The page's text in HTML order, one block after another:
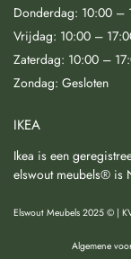
Donderdag: 10:00 –
Vrijdag: 10:00 –
Zaterdag: 10:00 –
Zondag: Gesloten
IKEA
Ikea is een
elswout meubels® is
Elswout Meubels 2025 © |
Algemene